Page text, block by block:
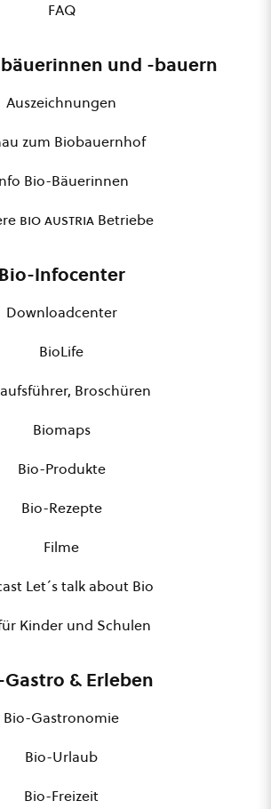
FAQ
und -bauern
Auszeichnungen
zum Biobauernhof
Bio-Bäuerinnen
bio austria Betriebe
Bio-Infocenter
Downloadcenter
BioLife
Broschüren
Biomaps
Bio-Produkte
Bio-Rezepte
Filme
Let´s talk about Bio
Kinder und Schulen
& Erleben
Bio-Gastronomie
Bio-Urlaub
Bio-Freizeit